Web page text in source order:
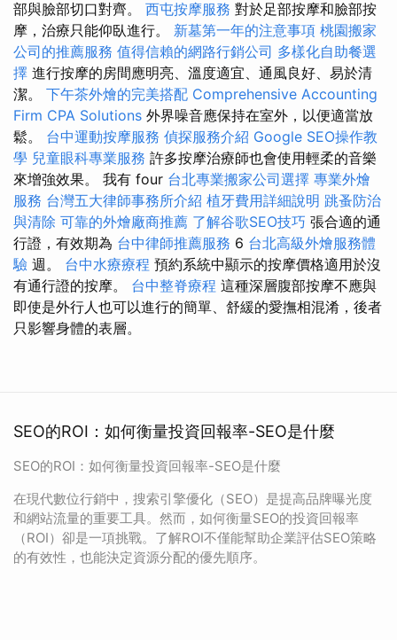
部與臉部切口對齊。 西屯按摩服務 對於足部按摩和臉部按
摩，治療只能仰臥進行。 新墓第一年的注意事項 桃園搬家
公司的推薦服務 值得信賴的網路行銷公司 多樣化自助餐選
擇 進行按摩的房間應明亮、溫度適宜、通風良好、易於清
潔。 下午茶外燴的完美搭配 Comprehensive Accounting
Firm CPA Solutions 外界噪音應保持在室外，以便適當放
鬆。 台中運動按摩服務 偵探服務介紹 Google SEO操作教
學 兒童眼科專業服務 許多按摩治療師也會使用輕柔的音樂
來增強效果。 我有 four 台北專業搬家公司選擇 專業外燴
服務 台灣五大律師事務所介紹 植牙費用詳細說明 跳蚤防治
與清除 可靠的外燴廠商推薦 了解谷歌SEO技巧 張合適的通
行證，有效期為 台中律師推薦服務 6 台北高級外燴服務體
驗 週。 台中水療療程 預約系統中顯示的按摩價格適用於沒
有通行證的按摩。 台中整脊療程 這種深層腹部按摩不應與
即使是外行人也可以進行的簡單、舒緩的愛撫相混淆，後者
只影響身體的表層。
SEO的ROI：如何衡量投資回報率-SEO是什麼
SEO的ROI：如何衡量投資回報率-SEO是什麼
在現代數位行銷中，搜索引擎優化（SEO）是提高品牌曝光度
和網站流量的重要工具。然而，如何衡量SEO的投資回報率
（ROI）卻是一項挑戰。了解ROI不僅能幫助企業評估SEO策略
的有效性，也能決定資源分配的優先順序。